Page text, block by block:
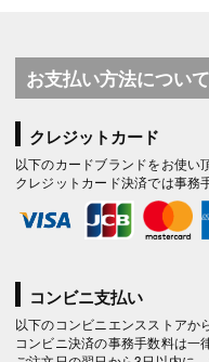
お支払い方法について
クレジットカード
以下のカードブランドをお使い
クレジットカード決済では事務
コンビニ支払い
以下のコンビニエンスストアか
コンビニ決済の事務手数料は一